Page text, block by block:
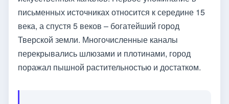
письменных источниках относится к середине 15
века, а спустя 5 веков – богатейший город
Тверской земли. Многочисленные каналы
перекрывались шлюзами и плотинами, город
поражал пышной растительностью и достатком.